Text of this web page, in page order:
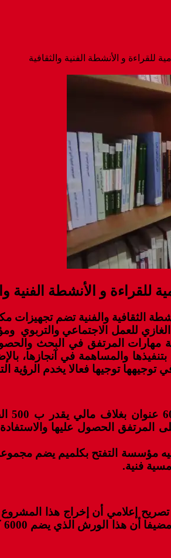
للقراءة و الأنشطة الفنية والثقافية
للقراءة و الأنشطة الفنية
الثقافية والفنية تضم تجهيزات
للعمل الاجتماعي والتربوي
مهارات المرتفق في البحث
والمساهمة في آنجازها،
توجيها فعالا يخدم الرؤية
الحصول عليها
مؤسسة التفتح بكلميم يضم
فنية.
إعلامي أن إخراج هذا